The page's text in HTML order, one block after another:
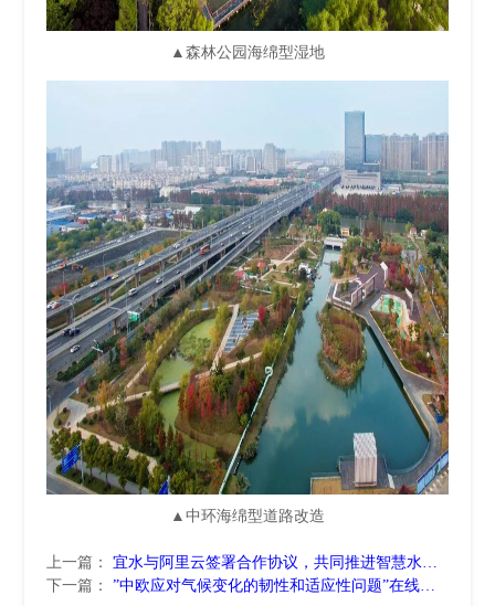
▲森林公园海绵型湿地
▲中环海绵型道路改造
上一篇：
宜水与阿里云签署合作协议，共同推进智慧水务发展
下一篇：
”中欧应对气候变化的韧性和适应性问题”在线视频研讨会